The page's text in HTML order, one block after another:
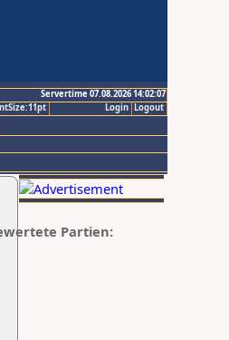
Servertime 07.08.2026 14:02:07
Logout
Login
Partien: